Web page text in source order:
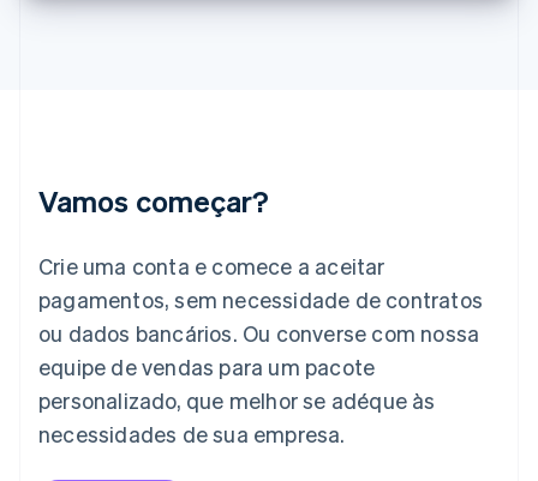
Vamos começar?
Crie uma conta e comece a aceitar
pagamentos, sem necessidade de contratos
ou dados bancários. Ou converse com nossa
equipe de vendas para um pacote
personalizado, que melhor se adéque às
necessidades de sua empresa.
日本語English
Liechtenstein
DeutschEnglish
Lituânia
English
Luxemburgo
FrançaisDeutsch English
English简体中文